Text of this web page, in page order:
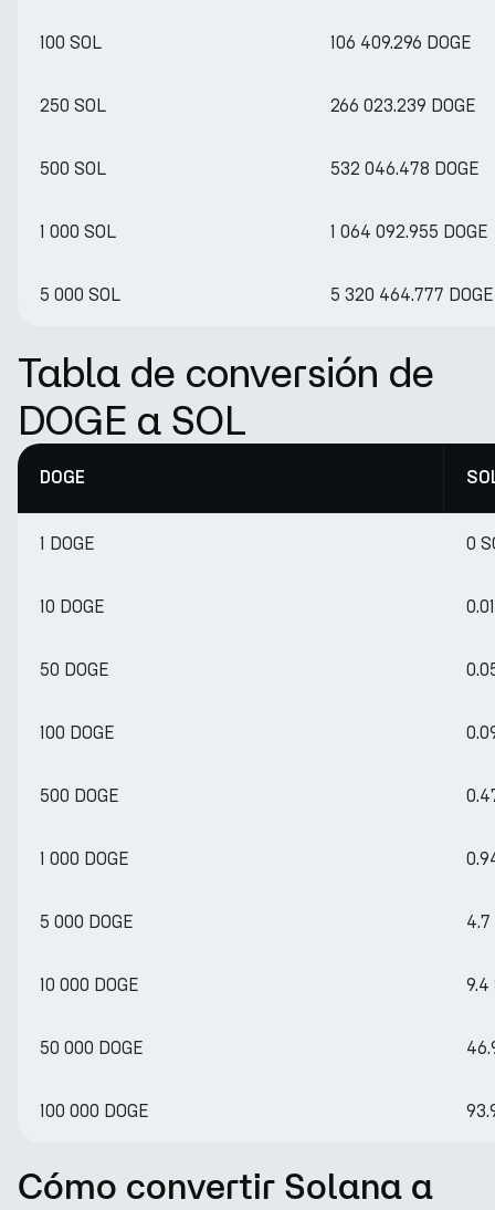
100 SOL 106 409.296 DOGE
250 SOL 266 023.239 DOGE
500 SOL 532 046.478 DOGE
1 000 SOL 1 064 092.955 DOGE
5 000 SOL 5 320 464.777 DOGE
Tabla de conversión de
DOGE a SOL
DOGE
1 DOGE 0
10 DOGE
50 DOGE
100 DOGE
500 DOGE
1 000 DOGE
5 000 DOGE 4.7
10 000 DOGE 9.4
50 000 DOGE
100 000 DOGE
Cómo convertir Solana a